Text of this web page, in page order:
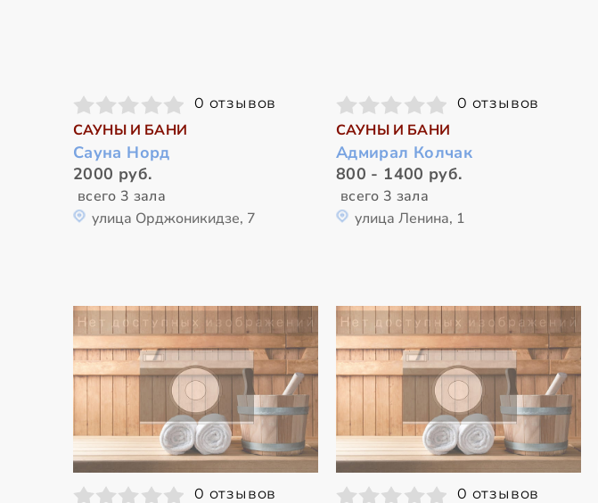
0 отзывов
САУНЫ И БАНИ
Сауна Норд
2000 руб.
всего 3 зала
улица Орджоникидзе, 7
0 отзывов
САУНЫ И БАНИ
Адмирал Колчак
800 - 1400 руб.
всего 3 зала
улица Ленина, 1
0 отзывов 0 отзывов